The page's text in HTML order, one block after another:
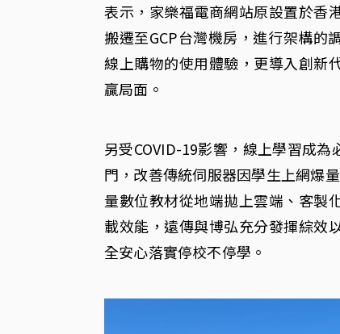
表示，家樂福電商網站原設置於香
搬遷至GCP台灣機房，進行架構的
線上購物的使用體驗，更導入創新
贏局面。
另受COVID-19影響，線上學習成
門，改善傳統伺服器因學生上網爆
量數位教材從地端拋上雲端、客製
載效能，遠傳與博弘充分發揮綜效
全安心落實停校不停學。